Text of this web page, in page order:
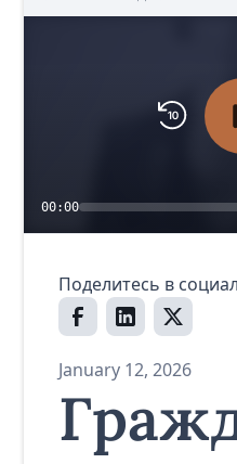
00:00
Поделитесь в
January 12, 2026